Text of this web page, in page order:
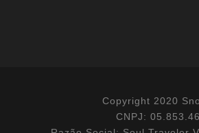
Copyright 2020
CNPJ: